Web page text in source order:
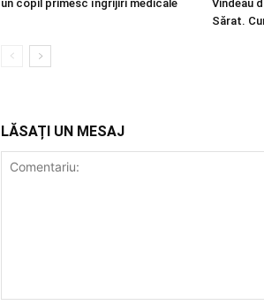
un copil primesc îngrijiri medicale
Vindeau
Sărat.
LĂSAȚI UN MESAJ